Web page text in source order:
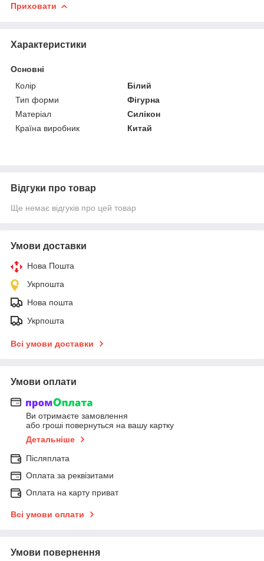
Приховати
Характеристики
Основні
Колір
Білий
Тип форми
Фігурна
Матеріал
Силікон
Країна виробник
Китай
Відгуки про товар
Ще немає відгуків про цей товар
Умови доставки
Нова Пошта
Укрпошта
Нова пошта
Укрпошта
Всі умови доставки
Умови оплати
Ви отримаєте замовлення
або гроші повернуться на вашу картку
Детальніше
Післяплата
Оплата за реквізитами
Оплата на карту приват
Всі умови оплати
Умови повернення